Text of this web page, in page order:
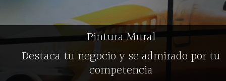
Pintura Mural
Destaca tu negocio y se admirado por tu
competencia